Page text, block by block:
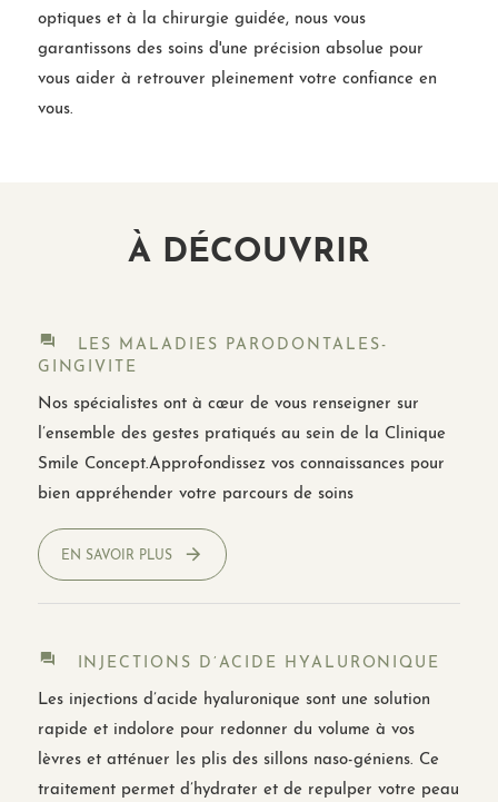
optiques et à la chirurgie guidée, nous vous
garantissons des soins d'une précision absolue pour
vous aider à retrouver pleinement votre confiance en
vous.
À DÉCOUVRIR
LES MALADIES PARODONTALES-
GINGIVITE
Nos spécialistes ont à cœur de vous renseigner sur
l’ensemble des gestes pratiqués au sein de la Clinique
Smile Concept.Approfondissez vos connaissances pour
bien appréhender votre parcours de soins
EN SAVOIR PLUS
INJECTIONS D’ACIDE HYALURONIQUE
Les injections d’acide hyaluronique sont une solution
rapide et indolore pour redonner du volume à vos
lèvres et atténuer les plis des sillons naso-géniens. Ce
traitement permet d’hydrater et de repulper votre peau